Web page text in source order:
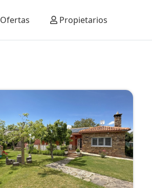
Ofertas Propietarios